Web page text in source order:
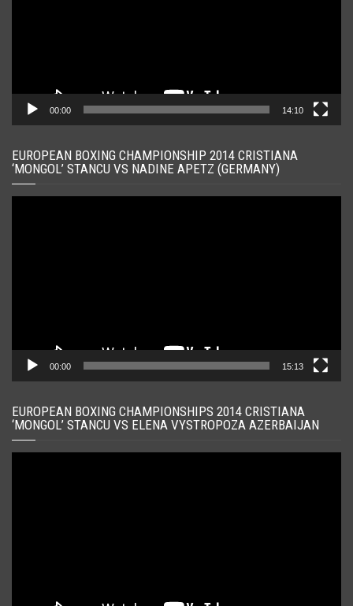
00:00 14:10
EUROPEAN BOXING CHAMPIONSHIP 2014 CRISTIANA
‘MONGOL’ STANCU VS NADINE APETZ (GERMANY)
00:00 15:13
EUROPEAN BOXING CHAMPIONSHIPS 2014 CRISTIANA
‘MONGOL’ STANCU VS ELENA VYSTROPOZA AZERBAIJAN